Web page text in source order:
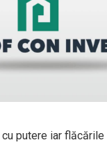
putere iar